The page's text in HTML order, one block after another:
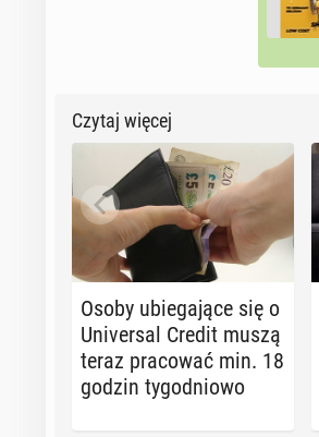
Czytaj więcej
Osoby ubie­ga­ją­ce się o
Uni­ver­sal Credit muszą
teraz pra­co­wać min. 18
godzin ty­go­dnio­wo